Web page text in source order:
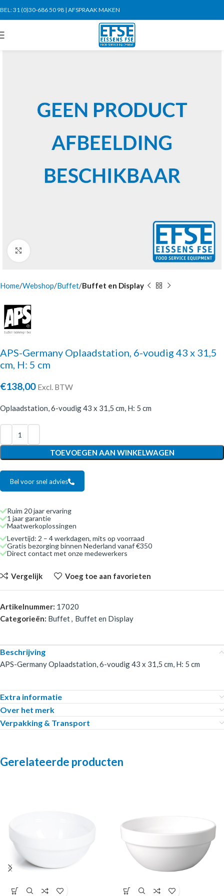
BEL:31 (0)30-686 50 98 | AFSPRAAK MAKEN
Home Webshop Buffet Buffet en Display
APS-Germany Oplaadstation, 6-voudig 43 x 31,5
cm, H: 5 cm
€138,00 Excl. BTW
Oplaadstation, 6-voudig 43 x 31,5 cm, H: 5 cm
TOEVOEGEN AAN WINKELWAGEN
Bel voor snel advies
Ruim 20 jaar ervaring
1 jaar garantie
Maatwerkoplossingen
Levertijd: 2 – 4 werkdagen, mits op voorraad
Gratis bezorging binnen Nederland vanaf €350
Direct contact met onze medewerkers
Vergelijk Voeg toe aan favorieten
Artikelnummer: 17020
Categorieën: Buffet, Buffet en Display
Beschrijving
APS-Germany Oplaadstation, 6-voudig 43 x 31,5 cm, H: 5 cm
Extra informatie
Over het merk
Verpakking & Transport
Gerelateerde producten